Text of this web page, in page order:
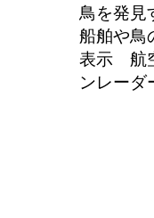
鳥を発見
船舶や
表示 航
ンレーダ